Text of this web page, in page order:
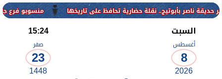
منسوبو فرع جامعة الأزهر
السبت
أغسطس
8
2026
15:24
صفر
23
1448